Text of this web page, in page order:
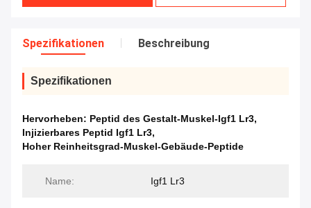
Spezifikationen Beschreibung
Spezifikationen
Hervorheben: Peptid des Gestalt-Muskel-Igf1 Lr3,
Injizierbares Peptid Igf1 Lr3,
Hoher Reinheitsgrad-Muskel-Gebäude-Peptide
Name: Igf1 Lr3